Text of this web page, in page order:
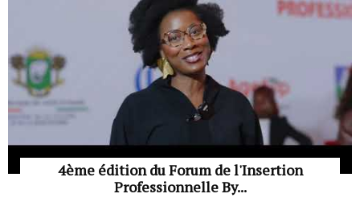
4ème édition du Forum de l'Insertion
Professionnelle By...